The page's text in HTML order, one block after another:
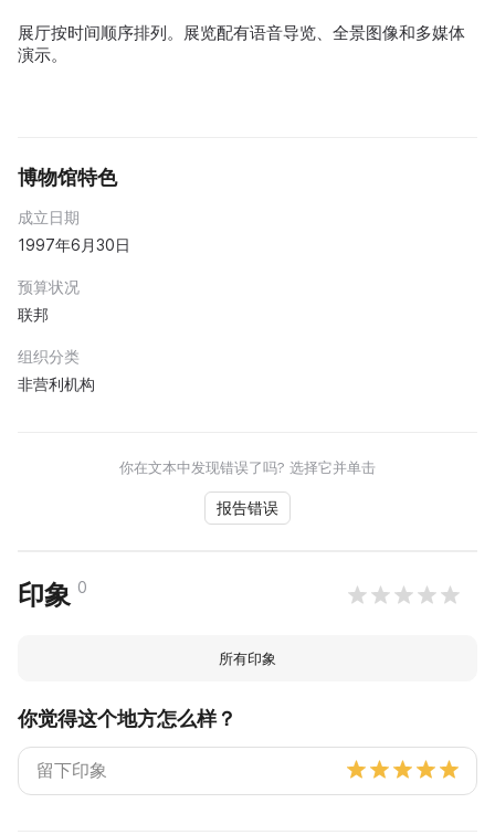
展厅按时间顺序排列。展览配有语音导览、全景图像和多媒体
演示。
博物馆特色
成立日期
1997年6月30日
预算状况
联邦
组织分类
非营利机构
你在文本中发现错误了吗? 选择它并单击
报告错误
印象 0
所有印象
你觉得这个地方怎么样？